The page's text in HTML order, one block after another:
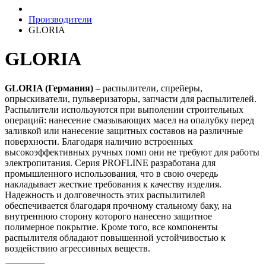
Производители
GLORIA
GLORIA
GLORIA (Германия) – распылители, спрейеры,
опрыскиватели, пульверизаторы, запчасти для распылителей.
Распылители используются при выполении строительных
операций: нанесение смазывающих масел на опалубку перед
заливкой или нанесение защитных составов на различные
поверхности. Благодаря наличию встроенных
высокоэффективных ручных помп они не требуют для работы
электропитания. Серия PROFLINE разработана для
промышленного использования, что в свою очередь
накладывает жесткие требования к качеству изделия.
Надежность и долговечность этих распылитилей
обеспечивается благодаря прочному стальному баку, на
внутреннюю сторону которого нанесено защитное
полимерное покрытие. Кроме того, все компоненты
распылителя обладают повышенной устойчивостью к
воздействию агрессивных веществ.